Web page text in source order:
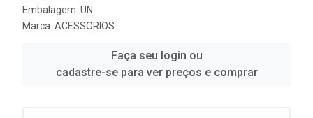
Embalagem: UN
Marca: ACESSORIOS
Faça seu login ou
cadastre-se para ver preços e comprar